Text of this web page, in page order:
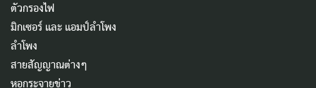
ตัวกรองไฟ
มิกเซอร์ และ แอมป์ลำโพง
ลำโพง
สายสัญญาณต่างๆ
หอกระจายข่าว